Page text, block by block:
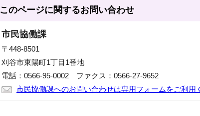
このページに関するお問い合わせ
市民協働課
〒448-8501
刈谷市東陽町1丁目1番地
電話：0566-95-0002 ファクス：0566-27-9652
市民協働課へのお問い合わせは専用フォームをご利用